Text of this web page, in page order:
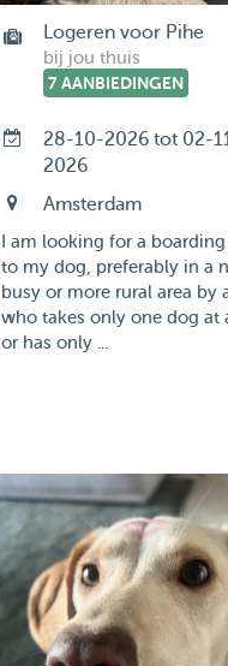
Logeren voor Pihe
bij jou thuis
7 AANBIEDINGEN
28-10-2026 tot 02-
2026
Amsterdam
I am looking for a
to my dog, preferably in a
busy or more rural area by
who takes only one dog at
or has only ...